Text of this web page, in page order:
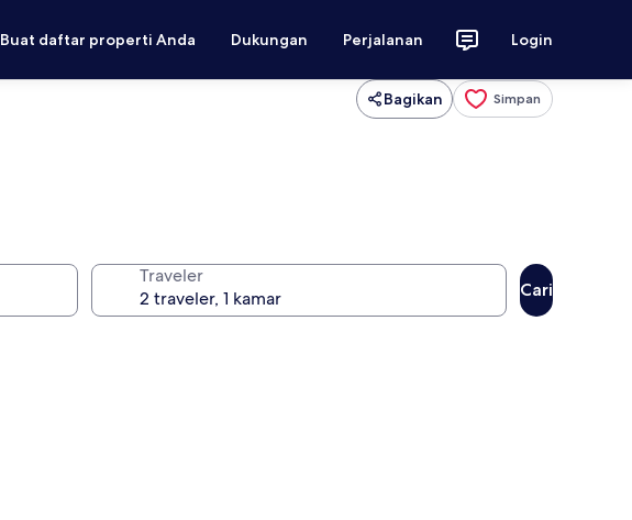
Buat daftar properti Anda Dukungan Perjalanan Login
Bagikan Simpan
Traveler
Cari